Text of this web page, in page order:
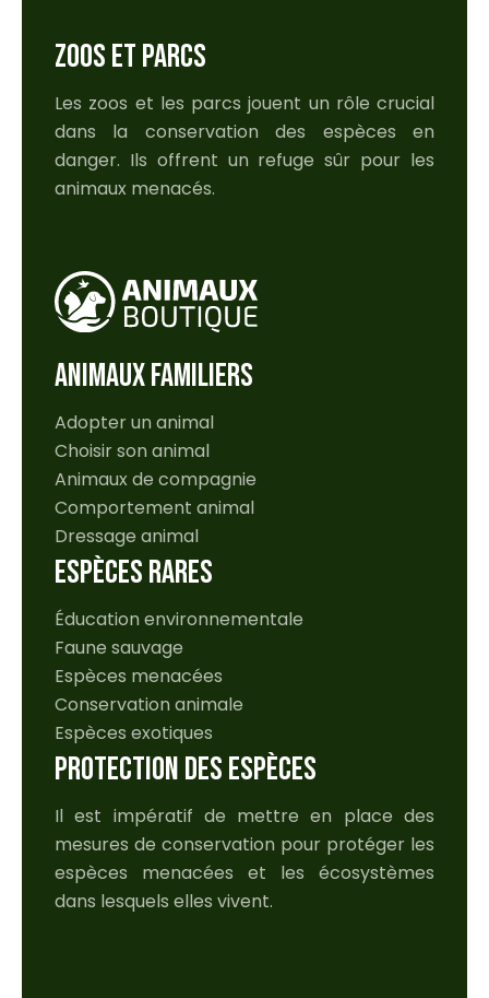
ZOOS ET PARCS
Les zoos et les parcs jouent un rôle crucial
dans la conservation des espèces en
danger. Ils offrent un refuge sûr pour les
animaux menacés.
ANIMAUX FAMILIERS
Adopter un animal
Choisir son animal
Animaux de compagnie
Comportement animal
Dressage animal
ESPÈCES RARES
Éducation environnementale
Faune sauvage
Espèces menacées
Conservation animale
Espèces exotiques
PROTECTION DES ESPÈCES
Il est impératif de mettre en place des
mesures de conservation pour protéger les
espèces menacées et les écosystèmes
dans lesquels elles vivent.